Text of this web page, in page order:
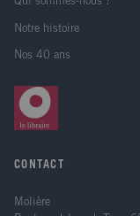
Notre histoire
Nos 40 ans
CONTACT
Molière